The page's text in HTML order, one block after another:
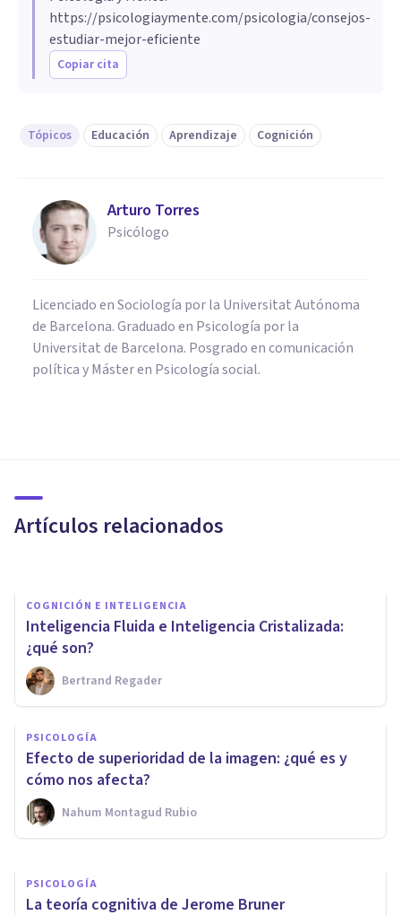
https://psicologiaymente.com/psicologia/consejos-
estudiar-mejor-eficiente
Copiar cita
Tópicos Educación Aprendizaje Cognición
Arturo Torres
Psicólogo
Licenciado en Sociología por la Universitat Autónoma
de Barcelona. Graduado en Psicología por la
Universitat de Barcelona. Posgrado en comunicación
política y Máster en Psicología social.
Artículos relacionados
memoria?
COGNICIÓN E INTELIGENCIA
Inteligencia Fluida e Inteligencia Cristalizada:
¿qué son?
Bertrand Regader
PSICOLOGÍA
Efecto de superioridad de la imagen: ¿qué es y
cómo nos afecta?
Nahum Montagud Rubio
PSICOLOGÍA EDUCATIVA Y DEL DESARROLLO
Psicología de la Educación y
Psicología de la Instrucción:
diferencias
Alex Figueroba
PSICOLOGÍA
La teoría cognitiva de Jerome Bruner